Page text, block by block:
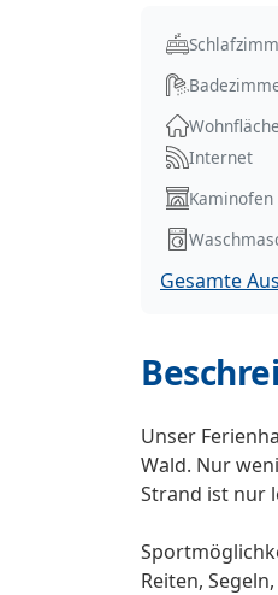
Wohnfläche
Internet
Kaminofen
Gesamte
Unser
Wald. Nur
Strand ist nur
Reiten,